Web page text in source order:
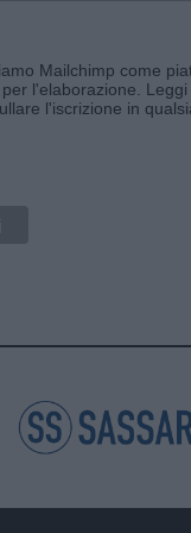
Mailchimp come
l'elaborazione.
l'iscrizione in